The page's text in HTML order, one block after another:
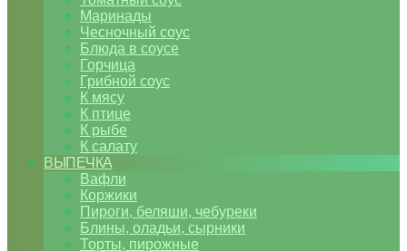
Маринады
Чесночный соус
Блюда в соусе
Горчица
Грибной соус
К мясу
К птице
К рыбе
К салату
ВЫПЕЧКА
Вафли
Коржики
Пироги, беляши, чебуреки
Блины, оладьи, сырники
Торты, пирожные